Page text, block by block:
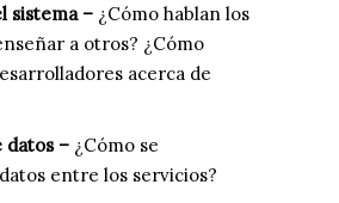
sistema – ¿Cómo hablan los
a otros? ¿Cómo
acerca de
datos – ¿Cómo se
entre los servicios?